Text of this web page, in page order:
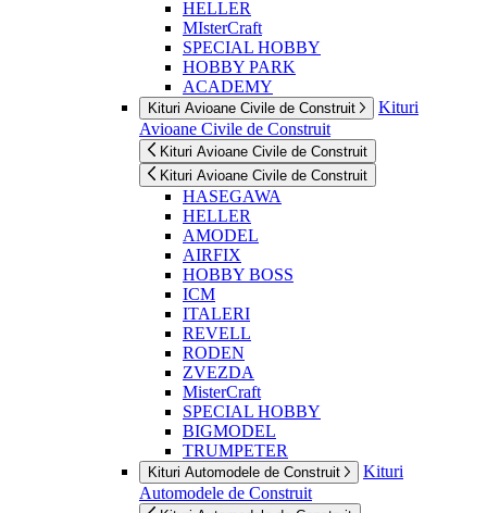
HELLER
MIsterCraft
SPECIAL HOBBY
HOBBY PARK
ACADEMY
Kituri Avioane Civile de Construit
Kituri
Avioane Civile de Construit
Kituri Avioane Civile de Construit
Kituri Avioane Civile de Construit
HASEGAWA
HELLER
AMODEL
AIRFIX
HOBBY BOSS
ICM
ITALERI
REVELL
RODEN
ZVEZDA
MisterCraft
SPECIAL HOBBY
BIGMODEL
TRUMPETER
Kituri Automodele de Construit
Kituri
Automodele de Construit